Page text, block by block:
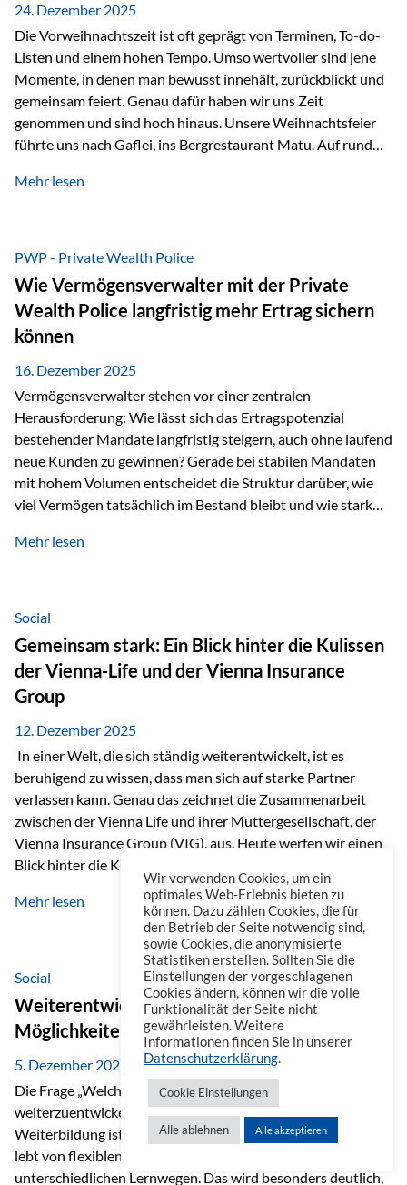
24. Dezember 2025
Die Vorweihnachtszeit ist oft geprägt von Terminen, To-do-
Listen und einem hohen Tempo. Umso wertvoller sind jene
Momente, in denen man bewusst innehält, zurückblickt und
gemeinsam feiert. Genau dafür haben wir uns Zeit
genommen und sind hoch hinaus. Unsere Weihnachtsfeier
führte uns nach Gaflei, ins Bergrestaurant Matu. Auf rund
beeindruckendes Panorama, sondern auch etwas, das im
verschneiter Landschaft, bei feinem Essen, guter Musik und
einer entspannten…
Mehr lesen
PWP - Private Wealth Police
Wie Vermögensverwalter mit der Private
Wealth Police langfristig mehr Ertrag sichern
können
16. Dezember 2025
Vermögensverwalter stehen vor einer zentralen
Herausforderung: Wie lässt sich das Ertragspotenzial
bestehender Mandate langfristig steigern, auch ohne laufend
neue Kunden zu gewinnen? Gerade bei stabilen Mandaten
mit hohem Volumen entscheidet die Struktur darüber, wie
viel Vermögen tatsächlich im Bestand bleibt und wie stark
Beispiel verdeutlicht diese Wirkung besonders deutlich.
hinzukommen, spielt nicht nur die Rendite eine Rolle. Auch
steuerliche Effekte haben einen erheblichen Einfluss auf…
Mehr lesen
Social
Gemeinsam stark: Ein Blick hinter die Kulissen
der Vienna-Life und der Vienna Insurance
Group
12. Dezember 2025
In einer Welt, die sich ständig weiterentwickelt, ist es
beruhigend zu wissen, dass man sich auf starke Partner
verlassen kann. Genau das zeichnet die Zusammenarbeit
zwischen der Vienna Life und ihrer Muttergesellschaft, der
Vienna Insurance Group (VIG), aus. Heute werfen wir einen
Blick hinter die Kulissen auf eine Unternehmensgruppe mit
beeindruckender Geschichte, gewachsenem Know-how und
einem stabilen Fundament. Ein starkes Netzwerk in ganz
Europa Die Vienna Insurance Group ist die führende
Versicherungsgruppe in Zentral- und Osteuropa. Mit über
50 Versicherungsgesellschaften in insgesamt 30 Ländern
verbindet sie regionale Stärke mit internationaler
Kompetenz.
Mehr lesen
Social
Weiterentwicklung im Berufsalltag: Welche
Möglichkeiten es gibt
5. Dezember 2025
Die Frage „Welche Möglichkeiten gibt es, sich
weiterzuentwickeln?“ lässt sich heute vielseitig beantworten.
Weiterbildung ist längst kein starrer Prozess mehr, sondern
lebt von flexiblen Formaten, individuellen Bedürfnissen und
unterschiedlichen Lernwegen. Das wird besonders deutlich,
Wir verwenden Cookies, um ein
optimales Web-Erlebnis bieten zu
können. Dazu zählen Cookies, die für
den Betrieb der Seite notwendig sind,
sowie Cookies, die anonymisierte
Statistiken erstellen. Sollten Sie die
Einstellungen der vorgeschlagenen
Cookies ändern, können wir die volle
Funktionalität der Seite nicht
gewährleisten. Weitere
Informationen finden Sie in unserer
Datenschutzerklärung.
Cookie Einstellungen
Alle ablehnen Alle akzeptieren